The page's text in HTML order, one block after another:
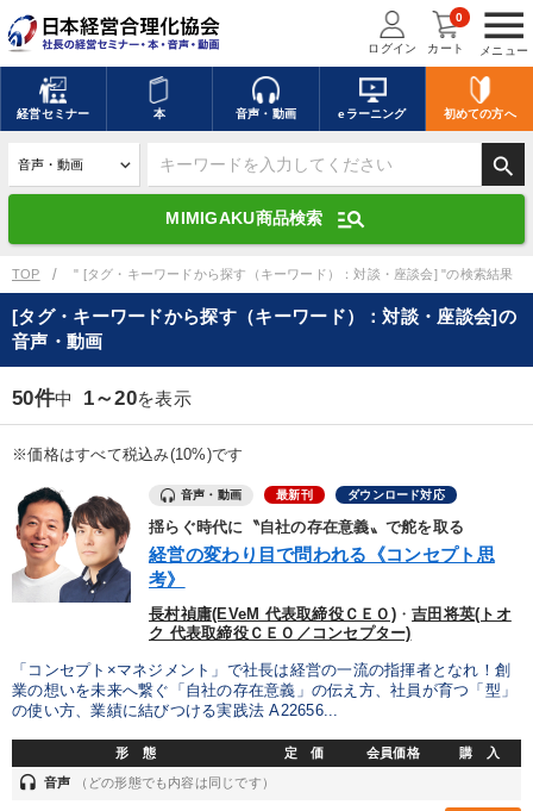
menu
メニュー
ログイン カート
0
経営セミナー 本 音声・動画 eラーニング 初めての方へ
search
MIMIGAKU商品検索 manage_search
キーワードを入力して探す
デジタル版対応のみ検索結果に表示する
search 上記の条件で検索
mic 講演収録物を探す
全国経営者セミナー講演収録物（全1315タイトル）からお探しいただけ
ます
優秀各社の智恵と戦略 事業家のロマンと経営
若手異才経営者の発想
テーマ
成功哲学・人間学 最新トレンドと時代の潮流を押さえる
TOP " [タグ・キーワードから探す（キーワード）：対談・座談会] "の検索結果
[タグ・キーワードから探す（キーワード）：対談・座談会]の
音声・動画
50件中 1～20を表示
※価格はすべて税込み(10%)です
音声・動画 最新刊 ダウンロード対応
揺らぐ時代に〝自社の存在意義〟で舵を取る
経営の変わり目で問われる《コンセプト思
考》
長村禎庸(EVeM 代表取締役ＣＥＯ)・吉田将英(トオ
ク 代表取締役ＣＥＯ／コンセプター)
「コンセプト×マネジメント」で社長は経営の一流の指揮者となれ！創
業の想いを未来へ繋ぐ「自社の存在意義」の伝え方、社員が育つ「型」
の使い方、業績に結びつける実践法 A22656...
形 態 定 価 会員価格 購 入
headset 音声 （どの形態でも内容は同じです）